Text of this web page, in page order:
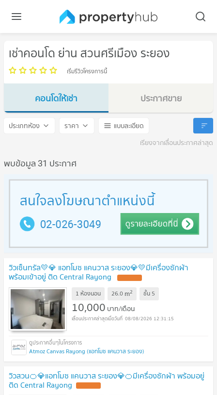
เช่าคอนโด ย่าน สวนศรีเมือง ระยอง
เริ่มรีวิวโครงการนี้
คอนโดให้เช่า
สวนศรีเมือง ระยอง
ประกาศขาย
สวนศรีเมือง ระยอง
ประเภทห้อง ราคา
แบบละเอียด
เรียงจากเลื่อนประกาศล่าสุด
พบข้อมูล 31 ประกาศ
วิวเซ็นทรัล💛💎 แอทโมซ แคนวาส ระยอง💎💛มีเครื่องซักผ้า
พร้อมเข้าอยู่ ติด Central Rayong
1 ห้องนอน 26.0 m2 ชั้น 5
10,000 บาท/เดือน
08/08/2026 12:31:15
Atmoz Canvas Rayong (แอทโมซ แคนวาส ระยอง)
วิวสวน🍊💎แอทโมซ แคนวาส ระยอง💎🍊มีเครื่องซักผ้า พร้อมอยู่
ติด Central Rayong